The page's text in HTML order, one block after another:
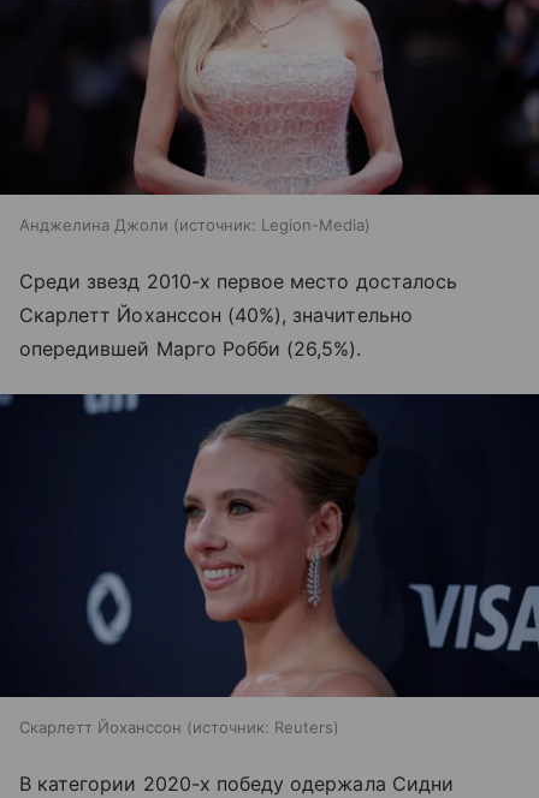
Анджелина Джоли источник: Legion-Media
Среди звезд 2010-х первое место досталось
Скарлетт Йоханссон (40%), значительно
опередившей Марго Робби (26,5%).
Скарлетт Йоханссон источник: Reuters
В категории 2020-х победу одержала Сидни